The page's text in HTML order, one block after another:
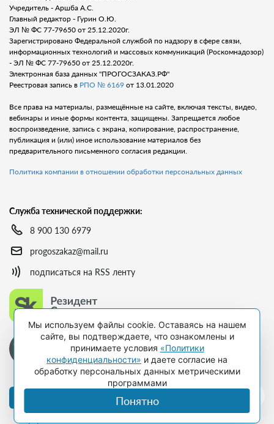
Учредитель - Аршба А.С.
Главный редактор - Гурин О.Ю.
ЭЛ № ФС 77-79650 от 25.12.2020г.
Зарегистрировано Федеральной службой по надзору в сфере связи,
информационных технологий и массовых коммуникаций (Роскомнадозор)
- ЭЛ № ФС 77-79650 от 25.12.2020г.
Электронная база данных "ПРОГОСЗАКАЗ.РФ"
Реестровая запись в РПО № 6169 от 13.01.2020
Все права на материалы, размещённые на сайте, включая тексты, видео,
вебинары и иные формы контента, защищены. Запрещается любое
воспроизведение, запись с экрана, копирование, распространение,
публикация и (или) иное использование материалов без
предварительного письменного согласия редакции.
Политика компании в отношении обработки персональных данных
Служба технической поддержки:
8 900 130 6979
progoszakaz@mail.ru
подписаться на RSS ленту
Мы используем файлы cookie. Оставаясь на нашем
сайте, вы подтверждаете, что ознакомлены и
принимаете условия «Политики
конфиденциальности» и даете согласие на
обработку персональных данных метрическими
программами
Понятно